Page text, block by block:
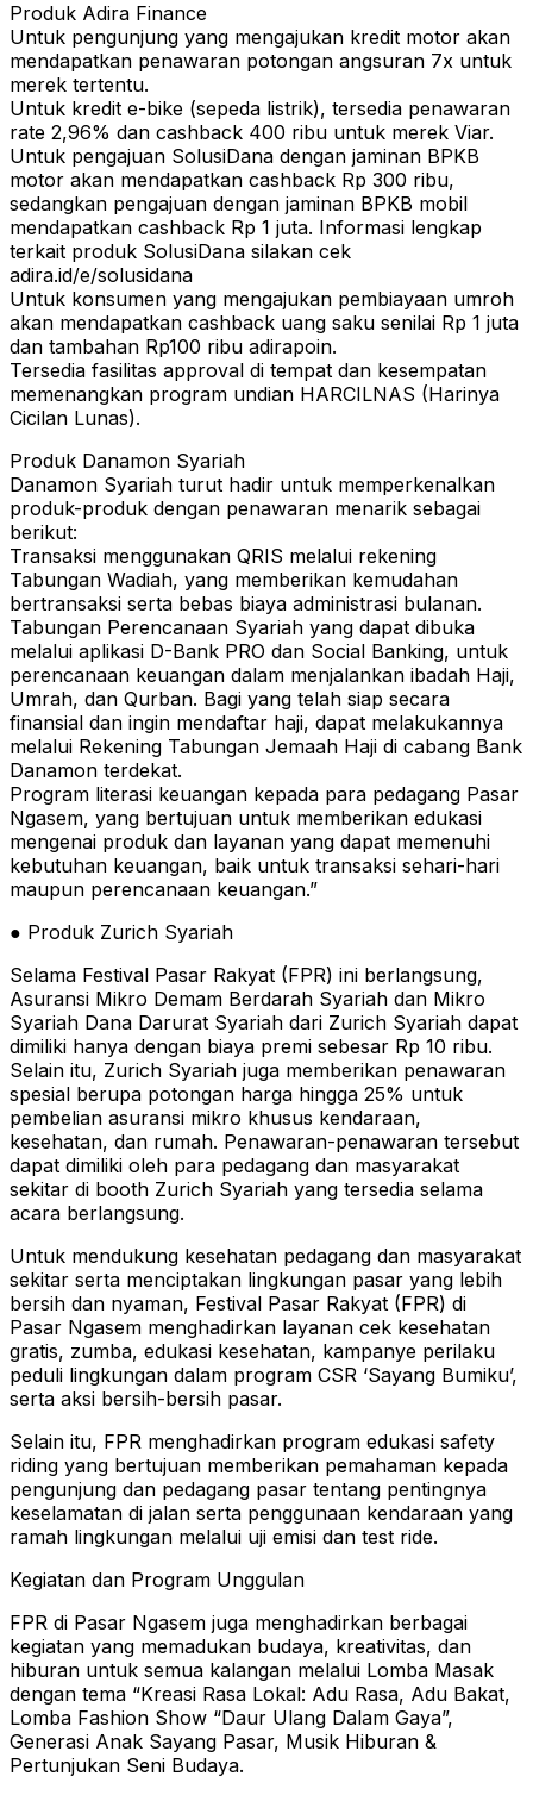
Produk Adira Finance
Untuk pengunjung yang mengajukan kredit motor akan
mendapatkan penawaran potongan angsuran 7x untuk
merek tertentu.
Untuk kredit e-bike (sepeda listrik), tersedia penawaran
rate 2,96% dan cashback 400 ribu untuk merek Viar.
Untuk pengajuan SolusiDana dengan jaminan BPKB
motor akan mendapatkan cashback Rp 300 ribu,
sedangkan pengajuan dengan jaminan BPKB mobil
mendapatkan cashback Rp 1 juta. Informasi lengkap
terkait produk SolusiDana silakan cek
adira.id/e/solusidana
Untuk konsumen yang mengajukan pembiayaan umroh
akan mendapatkan cashback uang saku senilai Rp 1 juta
dan tambahan Rp100 ribu adirapoin.
Tersedia fasilitas approval di tempat dan kesempatan
memenangkan program undian HARCILNAS (Harinya
Cicilan Lunas).
Produk Danamon Syariah
Danamon Syariah turut hadir untuk memperkenalkan
produk-produk dengan penawaran menarik sebagai
berikut:
Transaksi menggunakan QRIS melalui rekening
Tabungan Wadiah, yang memberikan kemudahan
bertransaksi serta bebas biaya administrasi bulanan.
Tabungan Perencanaan Syariah yang dapat dibuka
melalui aplikasi D-Bank PRO dan Social Banking, untuk
perencanaan keuangan dalam menjalankan ibadah Haji,
Umrah, dan Qurban. Bagi yang telah siap secara
finansial dan ingin mendaftar haji, dapat melakukannya
melalui Rekening Tabungan Jemaah Haji di cabang Bank
Danamon terdekat.
Program literasi keuangan kepada para pedagang Pasar
Ngasem, yang bertujuan untuk memberikan edukasi
mengenai produk dan layanan yang dapat memenuhi
kebutuhan keuangan, baik untuk transaksi sehari-hari
maupun perencanaan keuangan.”
● Produk Zurich Syariah
Selama Festival Pasar Rakyat (FPR) ini berlangsung,
Asuransi Mikro Demam Berdarah Syariah dan Mikro
Syariah Dana Darurat Syariah dari Zurich Syariah dapat
dimiliki hanya dengan biaya premi sebesar Rp 10 ribu.
Selain itu, Zurich Syariah juga memberikan penawaran
spesial berupa potongan harga hingga 25% untuk
pembelian asuransi mikro khusus kendaraan,
kesehatan, dan rumah. Penawaran-penawaran tersebut
dapat dimiliki oleh para pedagang dan masyarakat
sekitar di booth Zurich Syariah yang tersedia selama
acara berlangsung.
Untuk mendukung kesehatan pedagang dan masyarakat
sekitar serta menciptakan lingkungan pasar yang lebih
bersih dan nyaman, Festival Pasar Rakyat (FPR) di
Pasar Ngasem menghadirkan layanan cek kesehatan
gratis, zumba, edukasi kesehatan, kampanye perilaku
peduli lingkungan dalam program CSR ‘Sayang Bumiku’,
serta aksi bersih-bersih pasar.
Selain itu, FPR menghadirkan program edukasi safety
riding yang bertujuan memberikan pemahaman kepada
pengunjung dan pedagang pasar tentang pentingnya
keselamatan di jalan serta penggunaan kendaraan yang
ramah lingkungan melalui uji emisi dan test ride.
Kegiatan dan Program Unggulan
FPR di Pasar Ngasem juga menghadirkan berbagai
kegiatan yang memadukan budaya, kreativitas, dan
hiburan untuk semua kalangan melalui Lomba Masak
dengan tema “Kreasi Rasa Lokal: Adu Rasa, Adu Bakat,
Lomba Fashion Show “Daur Ulang Dalam Gaya”,
Generasi Anak Sayang Pasar, Musik Hiburan &
Pertunjukan Seni Budaya.